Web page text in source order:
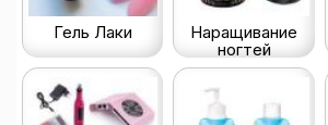
Гель Лаки
Наращивание
ногтей